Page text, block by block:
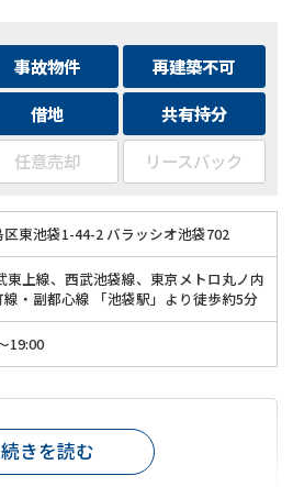
事故物件
再建築不可
借地
共有持分
任意売却 リースバック
区東池袋1-44-2 バラッシオ池袋702
東上線、西武池袋線、東京メトロ丸ノ内
・副都心線 「池袋駅」より徒歩約5分
19:00
続きを読む